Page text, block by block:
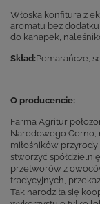
Włoska konfitura z
aromatu bez
do kanapek,
Skład:Pomarańcze,
O producencie:
Farma Agritur
Narodowego Corno,
miłośników
stworzyć
przetworów z
tradycyjnych,
Tak narodziła się